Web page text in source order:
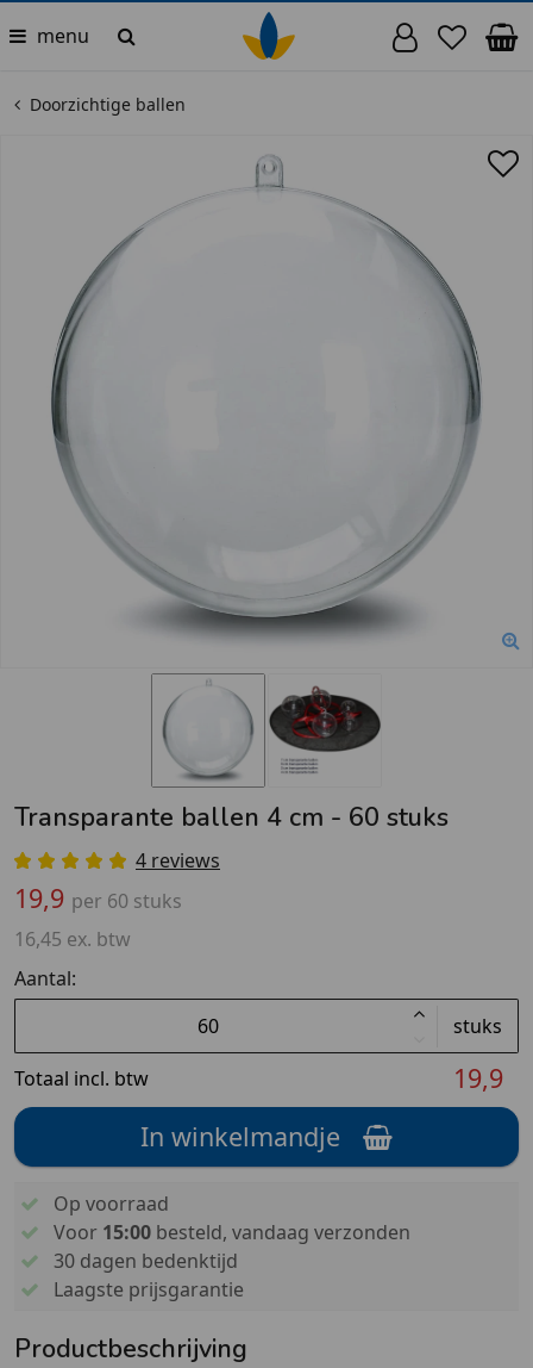
menu
Doorzichtige ballen
Transparante ballen 4 cm - 60 stuks
4 reviews
19,9 per 60 stuks
16,45 ex. btw
Aantal:
stuks
Totaal incl. btw
19,9
In winkelmandje
Op voorraad
Voor 15:00besteld, vandaag verzonden
30 dagen bedenktijd
Laagste prijsgarantie
Productbeschrijving